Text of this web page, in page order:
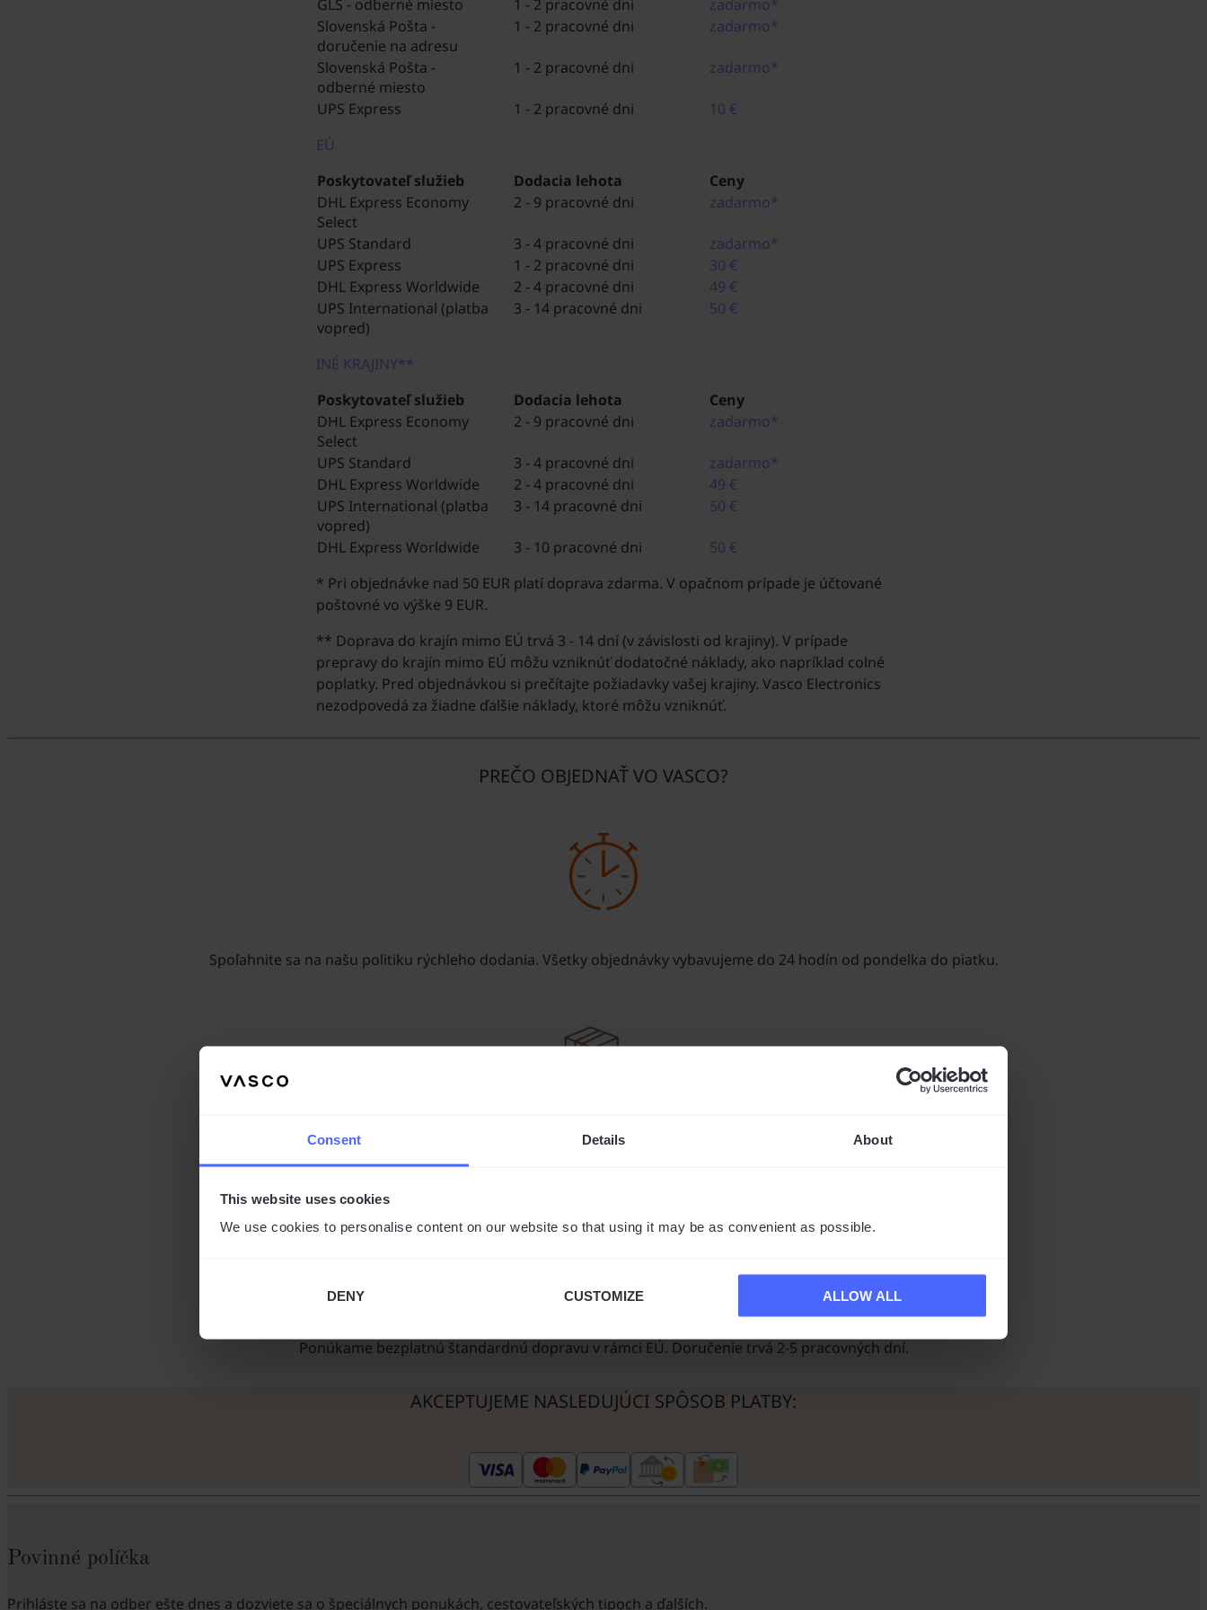
Consent Details About
This website uses cookies
We use cookies to personalise content on our website so that using it may be as convenient as possible.
DENY CUSTOMIZE ALLOW ALL
GLS - odberné miesto 1 - 2 pracovné dni
zadarmo*
Slovenská Pošta -
doručenie na adresu
1 - 2 pracovné dni zadarmo*
Slovenská Pošta -
odberné miesto
1 - 2 pracovné dni zadarmo*
UPS Express 1 - 2 pracovné dni
10 €
EÚ
Poskytovateľ služieb
Dodacia lehota
Ceny
DHL Express Economy
Select
2 - 9 pracovné dni zadarmo*
UPS Standard 3 - 4 pracovné dni
zadarmo*
UPS Express
1 - 2 pracovné dni
30 €
DHL Express Worldwide
2 - 4 pracovné dni
49 €
UPS International (platba
vopred)
3 - 14 pracovné dni 50 €
INÉ KRAJINY**
Poskytovateľ služieb
Dodacia lehota
Ceny
DHL Express Economy
Select
2 - 9 pracovné dni zadarmo*
UPS Standard 3 - 4 pracovné dni
zadarmo*
DHL Express Worldwide
2 - 4 pracovné dni
49 €
UPS International (platba
vopred)
3 - 14 pracovné dni 50 €
DHL Express Worldwide 3 - 10 pracovné dni
50 €
* Pri objednávke nad 50 EUR platí doprava zdarma. V opačnom prípade je účtované
poštovné vo výške 9 EUR.
** Doprava do krajín mimo EÚ trvá 3 - 14 dní (v závislosti od krajiny). V prípade
prepravy do krajín mimo EÚ môžu vzniknúť dodatočné náklady, ako napríklad colné
poplatky. Pred objednávkou si prečítajte požiadavky vašej krajiny. Vasco Electronics
nezodpovedá za žiadne ďalšie náklady, ktoré môžu vzniknúť.
PREČO OBJEDNAŤ VO VASCO?
Spoľahnite sa na našu politiku rýchleho dodania. Všetky objednávky vybavujeme do 24 hodín od pondelka do piatku.
Ponúkame bezplatnú štandardnú dopravu v rámci EÚ. Doručenie trvá 2-5 pracovných dní.
AKCEPTUJEME NASLEDUJÚCI SPÔSOB PLATBY:
Povinné políčka
Prihláste sa na odber ešte dnes a dozviete sa o špeciálnych ponukách, cestovateľských tipoch a ďalších.